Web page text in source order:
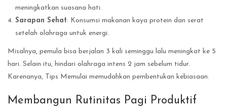
meningkatkan suasana hati.
Sarapan Sehat: Konsumsi makanan kaya protein dan serat
setelah olahraga untuk energi.
Misalnya, pemula bisa berjalan 3 kali seminggu lalu meningkat ke 5
hari. Selain itu, hindari olahraga intens 2 jam sebelum tidur.
Karenanya, Tips Memulai memudahkan pembentukan kebiasaan.
Membangun Rutinitas Pagi Produktif